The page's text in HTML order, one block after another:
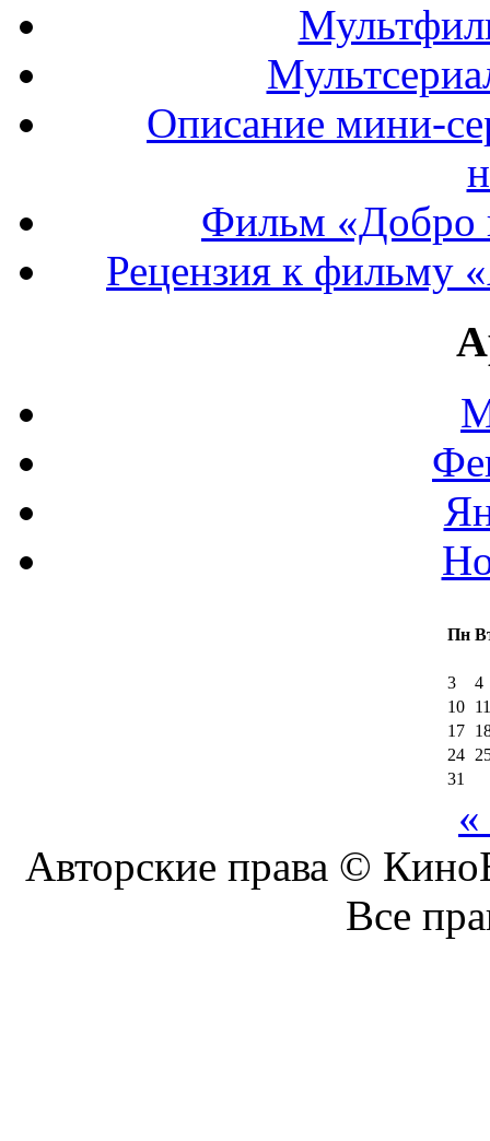
Описание мини-
Фильм «Добро
Рецензия к фильму
Пн
3
4
10
11
17
24
31
Авторские права ©
Все